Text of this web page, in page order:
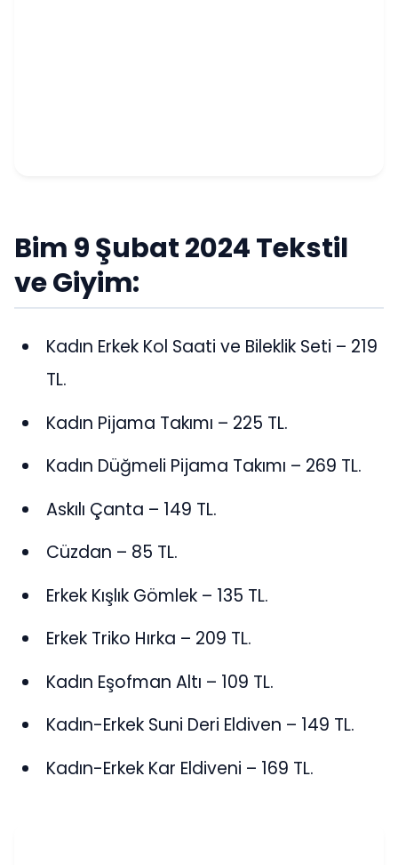
Bim 9 Şubat 2024 Tekstil
ve Giyim:
Kadın Erkek Kol Saati ve Bileklik Seti – 219
TL.
Kadın Pijama Takımı – 225 TL.
Kadın Düğmeli Pijama Takımı – 269 TL.
Askılı Çanta – 149 TL.
Cüzdan – 85 TL.
Erkek Kışlık Gömlek – 135 TL.
Erkek Triko Hırka – 209 TL.
Kadın Eşofman Altı – 109 TL.
Kadın-Erkek Suni Deri Eldiven – 149 TL.
Kadın-Erkek Kar Eldiveni – 169 TL.